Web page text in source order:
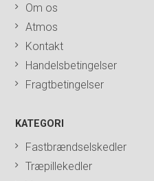
Om os
Atmos
Kontakt
Handelsbetingelser
Fragtbetingelser
KATEGORI
Fastbrændselskedler
Træpillekedler